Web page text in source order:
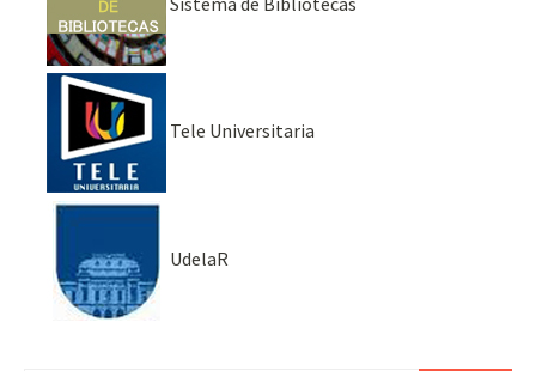
Tele Universitaria
UdelaR